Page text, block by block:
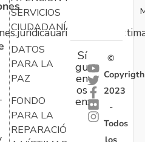
SERVICIOS
CIUDADANÍA
DATOS
PARA LA
PAZ
FONDO
PARA LA
REPARACIÓN
Sí
gu
en
os
en:
©
Copyrigth
2023
-
Todos